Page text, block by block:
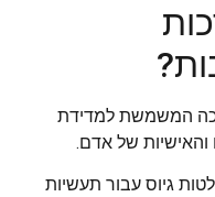
המשמשת למדידת
והאישיות של אדם.
גיוס עבור תעשיות